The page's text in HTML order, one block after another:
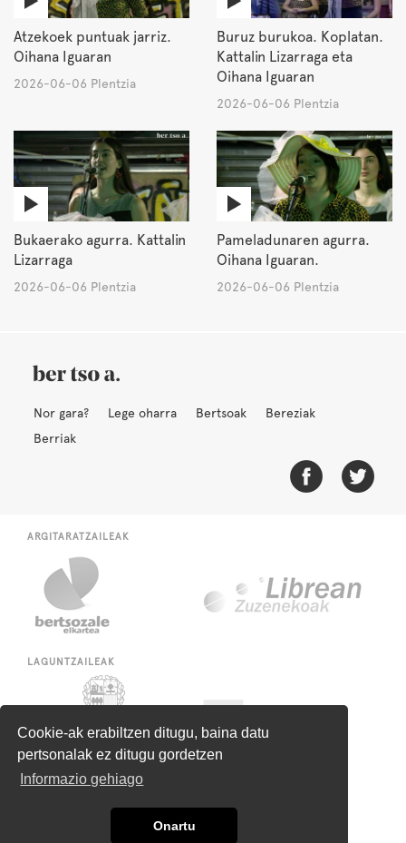
Cookie-ak erabiltzen ditugu, baina datu
pertsonalak ez ditugu gordetzen
Informazio gehiago
Onartu
Atzekoek puntuak jarriz.
Oihana Iguaran
2026-06-06 Plentzia
Buruz burukoa. Koplatan.
Kattalin Lizarraga eta
Oihana Iguaran
2026-06-06 Plentzia
Bukaerako agurra. Kattalin
Lizarraga
2026-06-06 Plentzia
Pameladunaren agurra.
Oihana Iguaran.
2026-06-06 Plentzia
Nor gara? Lege oharra Bertsoak
Bereziak
Berriak
ARGITARATZAILEAK
LAGUNTZAILEAK